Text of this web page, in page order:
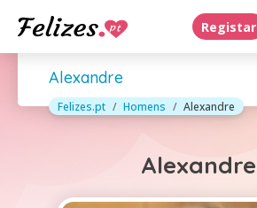
Registar
Alexandre
Felizes.pt Homens Alexandre
Alexandre